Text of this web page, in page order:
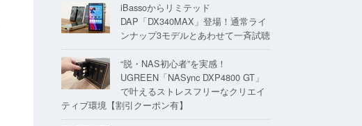
iBassoからリミテッド
DAP「DX340MAX」登場！通常ライ
ンナップ3モデルとあわせて一斉試聴
“脱・NAS初心者”を実感！
UGREEN「NASync DXP4800 GT」
で叶えるストレスフリーなクリエイ
ティブ環境【割引クーポン有】